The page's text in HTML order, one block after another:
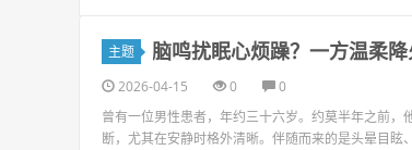
主题 脑鸣扰眠心烦躁？一方温柔
2026-04-15 0
0
曾有一位男性患者，年约三十六岁。约莫半年之前
断，尤其在安静时格外清晰。伴随而来的是头晕目